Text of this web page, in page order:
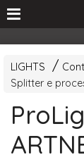
<-- Curio's
LIGHTS
Splitter e